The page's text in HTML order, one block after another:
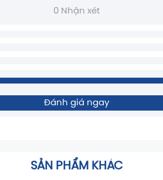
0 Nhận xét
Đánh giá ngay
SẢN PHẨM KHÁC